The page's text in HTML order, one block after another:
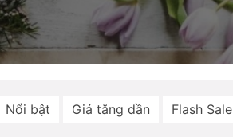
Nổi bật Giá tăng dần Flash Sale